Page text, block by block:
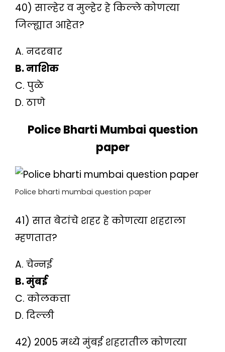
40) साल्हेर व मुल्हेर हे किल्ले कोणत्या
जिल्ह्यात आहेत?
A. नदरबार
B. नाशिक
C. पुळे
D. ठाणे
Police Bharti Mumbai question
paper
Police bharti mumbai question paper
41) सात बेटांचे शहर हे कोणत्या शहराला
म्हणतात?
A. चेन्नई
B. मुंबई
C. कोलकत्ता
D. दिल्ली
42) 2005 मध्ये मुंबई शहरातील कोणत्या